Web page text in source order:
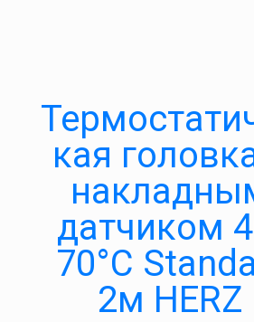
кая
датчиком
70°С
2м HERZ